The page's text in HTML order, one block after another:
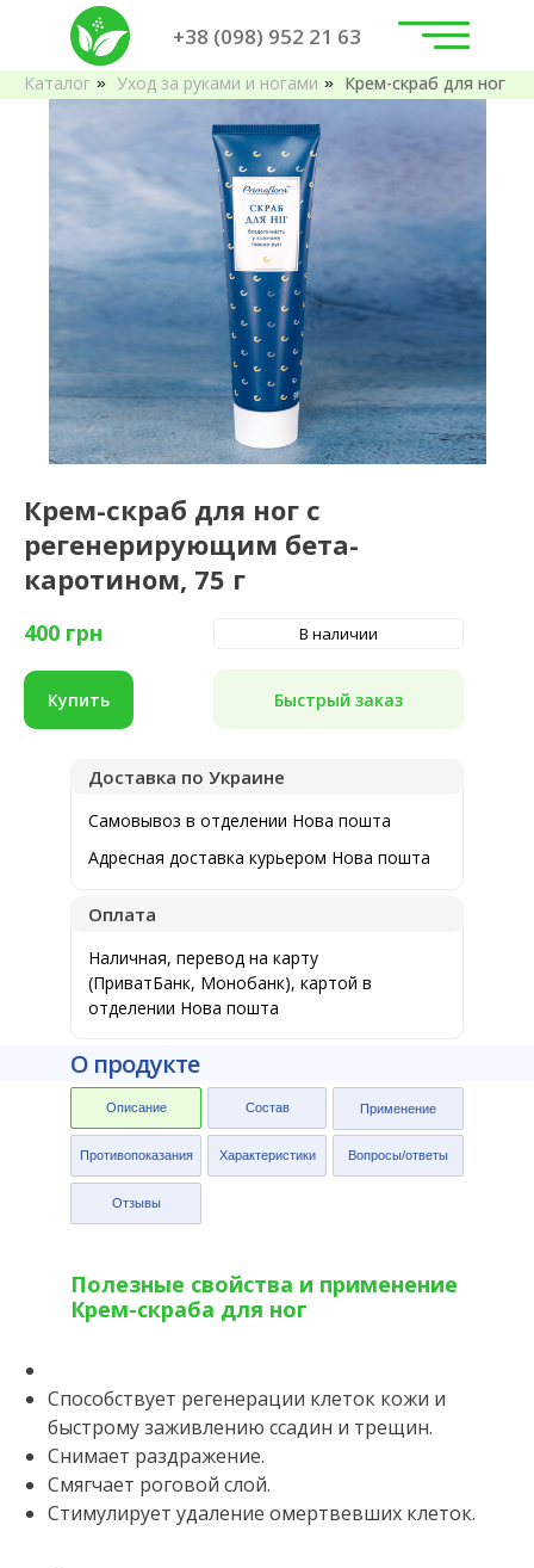
+38 (098) 952 21 63
Каталог » Уход за руками и ногами » Крем-скраб для ног
Крем-скраб для ног с
регенерирующим бета-
каротином, 75 г
400 грн
Купить
Доставка по Украине
Самовывоз в отделении Нова пошта
Адресная доставка курьером Нова пошта
Оплата
Наличная, перевод на карту
(ПриватБанк, Монобанк), картой в
отделении Нова пошта
В наличии
Быстрый заказ
Описание Состав
О продукте
Применение
Противопоказания Характеристики Вопросы/ответы
Отзывы
Полезные свойства и применение
Крем-скраба для ног
Способствует регенерации клеток кожи и
быстрому заживлению ссадин и трещин.
Снимает раздражение.
Смягчает роговой слой.
Стимулирует удаление омертвевших клеток.